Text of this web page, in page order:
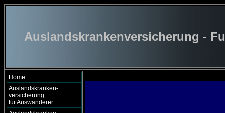
Auslandskrankenversicherung -
Home
Auslandskranken-
versicherung
für Auswanderer